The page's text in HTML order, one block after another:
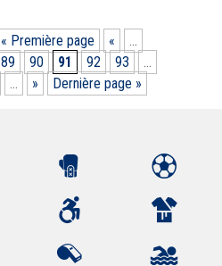
« Première page «
…
89 90 91 92 93
…
… » Dernière page »